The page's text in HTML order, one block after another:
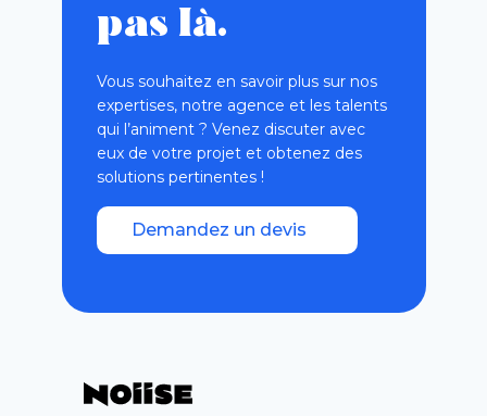
pas là.
Vous souhaitez en savoir plus sur nos
expertises, notre agence et les talents
qui l’animent ? Venez discuter avec
eux de votre projet et obtenez des
solutions pertinentes !
Demandez un devis